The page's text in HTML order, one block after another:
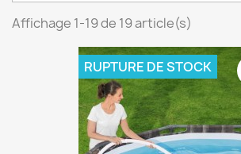
Affichage 1-19 de 19 article(s)
RUPTURE DE STOCK